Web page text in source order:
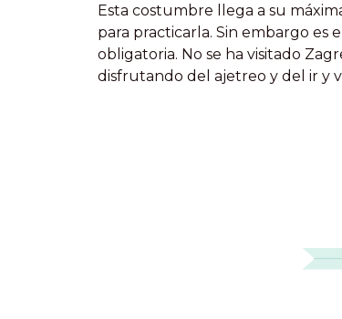
Esta costumbre llega a su
para practicarla. Sin embargo es
obligatoria. No se ha visitado
disfrutando del ajetreo y del ir y